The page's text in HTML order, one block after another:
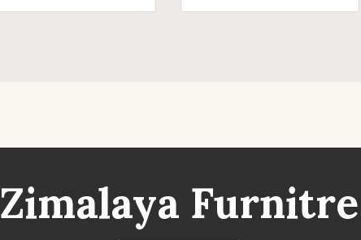
Zimalaya Furnitre